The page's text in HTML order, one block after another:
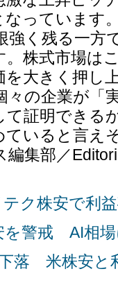
っています
強く残る一方
株式市場は
大きく押し
々の企業が「
て証明できる
いると言え
集部／
ク株安で利
を警戒 AI相
落 米株安と